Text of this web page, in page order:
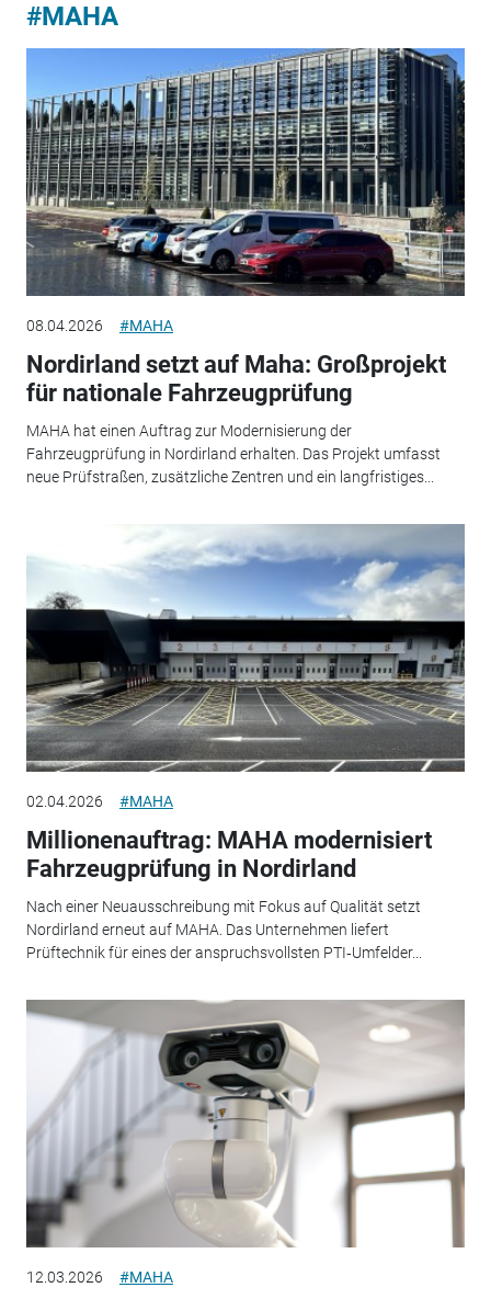
#MAHA
08.04.2026 #MAHA
Nordirland setzt auf Maha: Großprojekt
für nationale Fahrzeugprüfung
MAHA hat einen Auftrag zur Modernisierung der
Fahrzeugprüfung in Nordirland erhalten. Das Projekt umfasst
neue Prüfstraßen, zusätzliche Zentren und ein langfristiges...
02.04.2026 #MAHA
Millionenauftrag: MAHA modernisiert
Fahrzeugprüfung in Nordirland
Nach einer Neuausschreibung mit Fokus auf Qualität setzt
Nordirland erneut auf MAHA. Das Unternehmen liefert
Prüftechnik für eines der anspruchsvollsten PTI‑Umfelder...
12.03.2026 #MAHA